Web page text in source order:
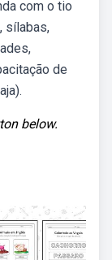
com o tio
sílabas,
de
below.